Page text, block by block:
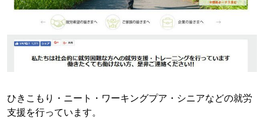
ひきこもり・ニート・ワーキングプア・シニアなどの就労
支援を行っています。